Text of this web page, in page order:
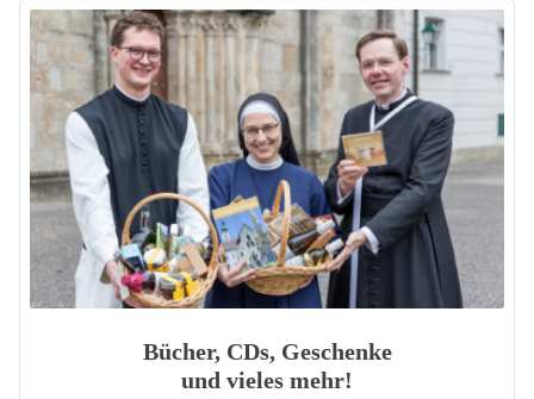
Bücher, CDs, Geschenke
und vieles mehr!